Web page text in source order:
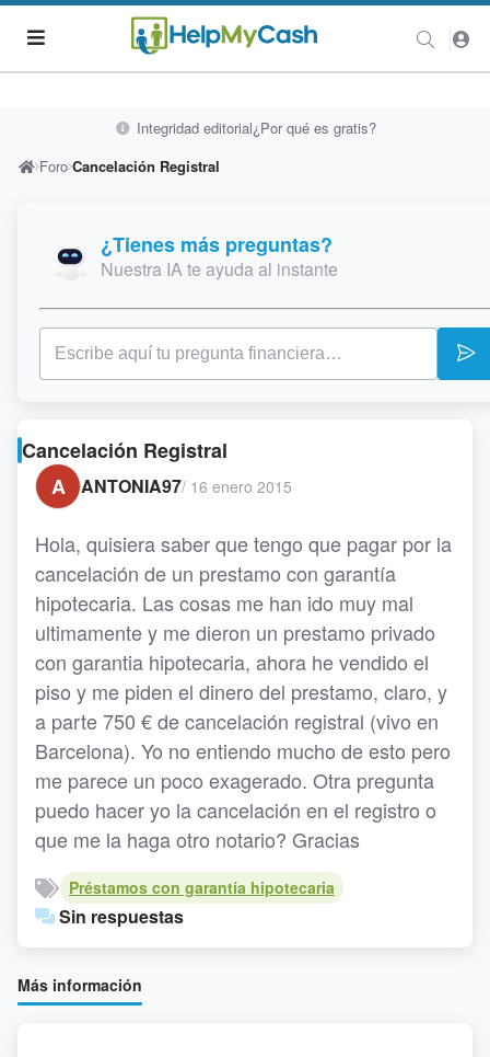
Integridad editorial¿Por qué es gratis?
Foro Cancelación Registral
¿Tienes más preguntas?
Nuestra IA te ayuda al instante
Cancelación Registral
A
ANTONIA97/ 16 enero 2015
Hola, quisiera saber que tengo que pagar por la
cancelación de un prestamo con garantía
hipotecaria. Las cosas me han ido muy mal
ultimamente y me dieron un prestamo privado
con garantia hipotecaria, ahora he vendido el
piso y me piden el dinero del prestamo, claro, y
a parte 750 € de cancelación registral (vivo en
Barcelona). Yo no entiendo mucho de esto pero
me parece un poco exagerado. Otra pregunta
puedo hacer yo la cancelación en el registro o
que me la haga otro notario? Gracias
Préstamos con garantía hipotecaria
Sin respuestas
Más información